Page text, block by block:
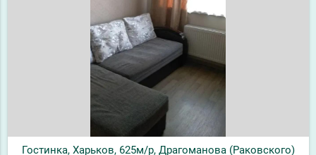
Гостинка, Харьков, 625м/р, Драгоманова (Раковского)